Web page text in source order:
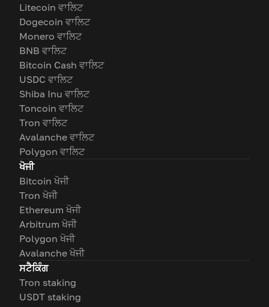
Litecoin ਵਾਲਿਟ
Dogecoin ਵਾਲਿਟ
Monero ਵਾਲਿਟ
BNB ਵਾਲਿਟ
Bitcoin Cash ਵਾਲਿਟ
USDC ਵਾਲਿਟ
Shiba Inu ਵਾਲਿਟ
Toncoin ਵਾਲਿਟ
Tron ਵਾਲਿਟ
Avalanche ਵਾਲਿਟ
Polygon ਵਾਲਿਟ
ਖੋਜੀ
Bitcoin ਖੋਜੀ
Tron ਖੋਜੀ
Ethereum ਖੋਜੀ
Arbitrum ਖੋਜੀ
Polygon ਖੋਜੀ
Avalanche ਖੋਜੀ
ਸਟੈਕਿੰਗ
Tron staking
USDT staking